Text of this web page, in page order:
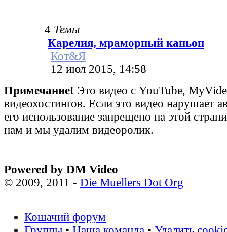
4 Темы
Карелия, мраморный каньон
Кот&Я
12 июл 2015, 14:58
Примечание! Это видео с YouTube,
видеохостингов. Если это видео нарушает
его использование запрещено на этой
нам и мы удалим видеоролик.
Powered by DM Video
© 2009, 2011 - Die Muellers Dot Org
Кошачий форум